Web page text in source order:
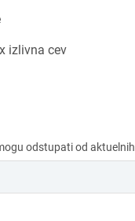
Inox izlivna cev